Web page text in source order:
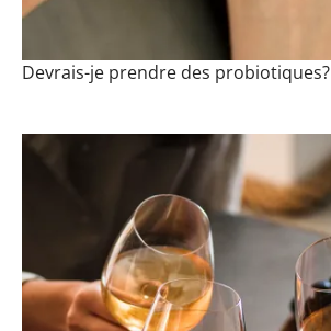
Devrais-je prendre des probiotiques?